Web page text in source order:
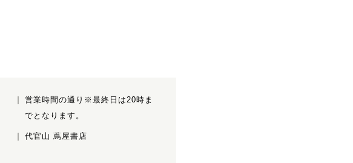
営業時間の通り※最終日は20時ま
でとなります。
代官山 蔦屋書店